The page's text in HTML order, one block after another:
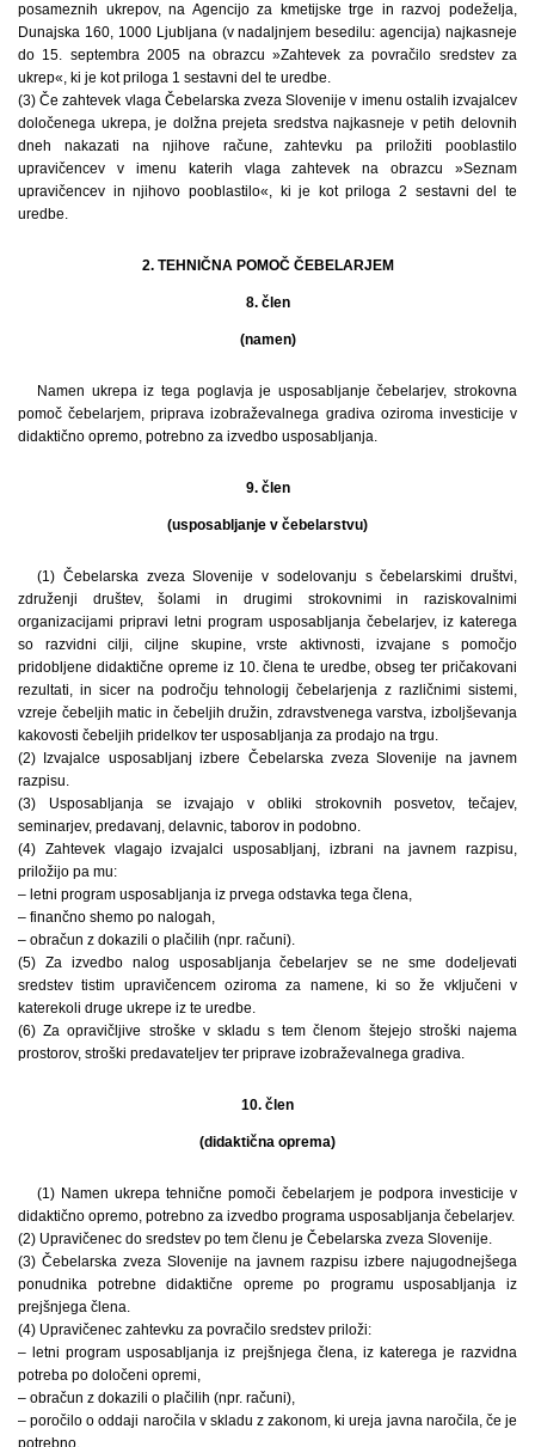
posameznih ukrepov, na Agencijo za kmetijske trge in razvoj podeželja,
Dunajska 160, 1000 Ljubljana (v nadaljnjem besedilu: agencija) najkasneje
do 15. septembra 2005 na obrazcu »Zahtevek za povračilo sredstev za
ukrep«, ki je kot priloga 1 sestavni del te uredbe.
(3) Če zahtevek vlaga Čebelarska zveza Slovenije v imenu ostalih izvajalcev
določenega ukrepa, je dolžna prejeta sredstva najkasneje v petih delovnih
dneh nakazati na njihove račune, zahtevku pa priložiti pooblastilo
upravičencev v imenu katerih vlaga zahtevek na obrazcu »Seznam
upravičencev in njihovo pooblastilo«, ki je kot priloga 2 sestavni del te
uredbe.
2. TEHNIČNA POMOČ ČEBELARJEM
8. člen
(namen)
Namen ukrepa iz tega poglavja je usposabljanje čebelarjev, strokovna
pomoč čebelarjem, priprava izobraževalnega gradiva oziroma investicije v
didaktično opremo, potrebno za izvedbo usposabljanja.
9. člen
(usposabljanje v čebelarstvu)
(1) Čebelarska zveza Slovenije v sodelovanju s čebelarskimi društvi,
združenji društev, šolami in drugimi strokovnimi in raziskovalnimi
organizacijami pripravi letni program usposabljanja čebelarjev, iz katerega
so razvidni cilji, ciljne skupine, vrste aktivnosti, izvajane s pomočjo
pridobljene didaktične opreme iz 10. člena te uredbe, obseg ter pričakovani
rezultati, in sicer na področju tehnologij čebelarjenja z različnimi sistemi,
vzreje čebeljih matic in čebeljih družin, zdravstvenega varstva, izboljševanja
kakovosti čebeljih pridelkov ter usposabljanja za prodajo na trgu.
(2) Izvajalce usposabljanj izbere Čebelarska zveza Slovenije na javnem
razpisu.
(3) Usposabljanja se izvajajo v obliki strokovnih posvetov, tečajev,
seminarjev, predavanj, delavnic, taborov in podobno.
(4) Zahtevek vlagajo izvajalci usposabljanj, izbrani na javnem razpisu,
priložijo pa mu:
– letni program usposabljanja iz prvega odstavka tega člena,
– finančno shemo po nalogah,
– obračun z dokazili o plačilih (npr. računi).
(5) Za izvedbo nalog usposabljanja čebelarjev se ne sme dodeljevati
sredstev tistim upravičencem oziroma za namene, ki so že vključeni v
katerekoli druge ukrepe iz te uredbe.
(6) Za opravičljive stroške v skladu s tem členom štejejo stroški najema
prostorov, stroški predavateljev ter priprave izobraževalnega gradiva.
10. člen
(didaktična oprema)
(1) Namen ukrepa tehnične pomoči čebelarjem je podpora investicije v
didaktično opremo, potrebno za izvedbo programa usposabljanja čebelarjev.
(2) Upravičenec do sredstev po tem členu je Čebelarska zveza Slovenije.
(3) Čebelarska zveza Slovenije na javnem razpisu izbere najugodnejšega
ponudnika potrebne didaktične opreme po programu usposabljanja iz
prejšnjega člena.
(4) Upravičenec zahtevku za povračilo sredstev priloži:
– letni program usposabljanja iz prejšnjega člena, iz katerega je razvidna
potreba po določeni opremi,
– obračun z dokazili o plačilih (npr. računi),
– poročilo o oddaji naročila v skladu z zakonom, ki ureja javna naročila, če je
potrebno.